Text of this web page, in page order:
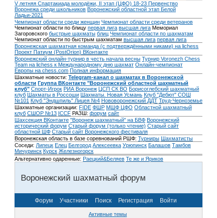
V летняя Спартакиада молодёжи, II этап (ЦФО) 18-23 Первенство
Воронежа среди школьников Воронежский областной этап Белой
Ладьи-2021
Чемпионат области среди женщин Чемпионат области среди ветеранов
Чемпионат области по блицу первая лига высшая лига Мемориал
Загоровского быстрые шахматы блиц Чемпионат области по шахматам
Чемпионат области по быстрым шахматам высшая лига первая лига
Воронежская шахматная команда (с подтверждёнными никами) на lichess
Проект Патиум (PostOrion) ВКонтакте
Воронежский онлайн-турнир в честь начала весны Турнир Voronezh Chess
Team на lichess к Международному дню шахмат Онлайн-чемпионат
Европы на chess.com Полная информация
Шахматные новости: Telegram-канал о шахматах в Воронежской
области Группа ВКонтакте "Воронежский областной шахматный
клуб" Спорт-Игрок РИА Воронеж ЦСП СК ВО Борисоглебский шахматный
клуб Шахматы в Россоши Шахматы. Новая Усмань Клуб "Дебют" СОШ
№101 Клуб "Эндшпиль" Лицея №4 Нововоронежский ДДТ Труд-Черноземье
Шахматные организации: FIDE ФШР МШФ ЦФО Областной шахматный
клуб СШОР №13 ICCF РАЗШ: форум сайт
Шахсекция ВКонтакте "Воронеж шахматный" на БВФ Воронежский
исторический форум Cтарый форум (только чтение) Старый сайт
областной ШФ Старый сайт Воронежского фестиваля
Воронежская область в базе соревнований РШФ: Турниры Шахматисты
Соседи: Липецк Елец Белгород Алексеевка Урюпинск Балашов Тамбов
Мичуринск Курск Железногорск
Альтернативно одаренные: Раецкий&Беляев Те же и Яриков
Воронежский шахматный форум
Форум Участники Поиск Регистрация Войти
Активные темы